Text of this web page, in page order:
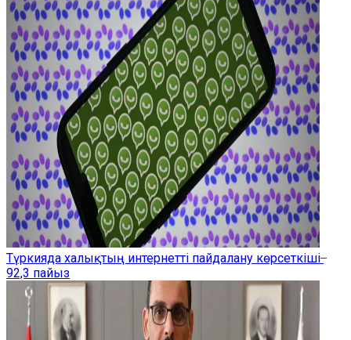
Түркияда халықтың интернетті пайдалану көрсеткіші ̶
92,3 пайыз